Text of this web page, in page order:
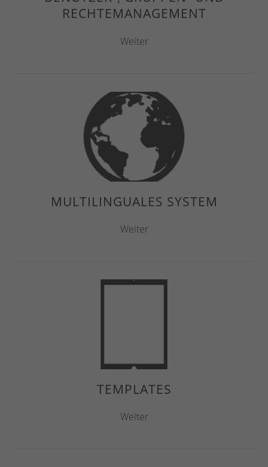
RECHTEMANAGEMENT
Weiter
MULTILINGUALES SYSTEM
Weiter
TEMPLATES
Weiter